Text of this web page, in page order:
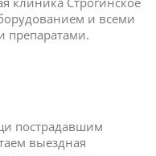
и всеми
пострадавшим
выездная